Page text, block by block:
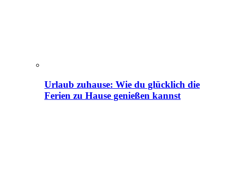
Urlaub zuhause: Wie du glücklich die
Ferien zu Hause genießen kannst